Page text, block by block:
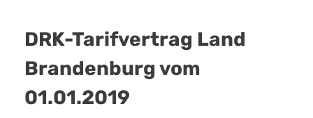
DRK-Tarifvertrag Land
Brandenburg vom
01.01.2019